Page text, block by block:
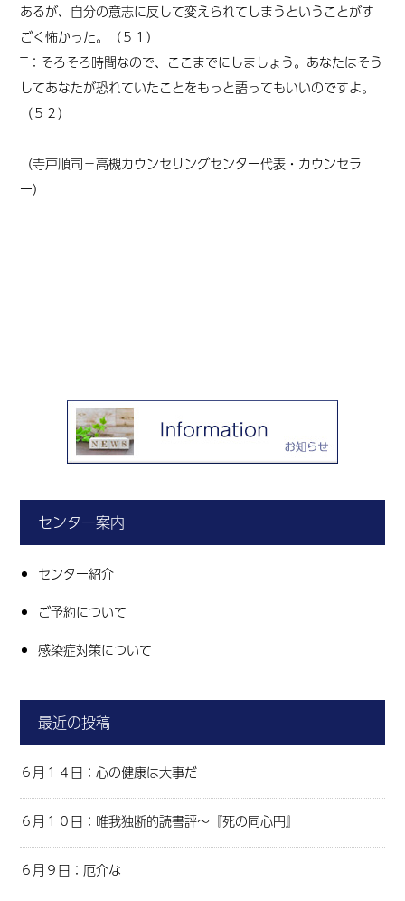
あるが、自分の意志に反して変えられてしまうということがす
ごく怖かった。（５１）
T：そろそろ時間なので、ここまでにしましょう。あなたはそう
してあなたが恐れていたことをもっと語ってもいいのですよ。
（５２）
（寺戸順司－高槻カウンセリングセンター代表・カウンセラ
ー）
センター案内
センター紹介
ご予約について
感染症対策について
最近の投稿
６月１４日：心の健康は大事だ
６月１０日：唯我独断的読書評～『死の同心円』
６月９日：厄介な